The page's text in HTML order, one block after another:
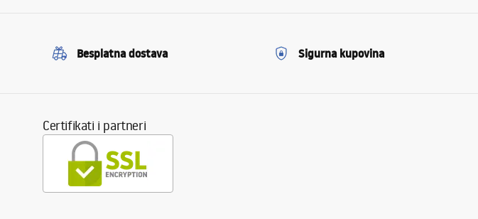
Besplatna dostava Sigurna kupovina
Certifikati i partneri